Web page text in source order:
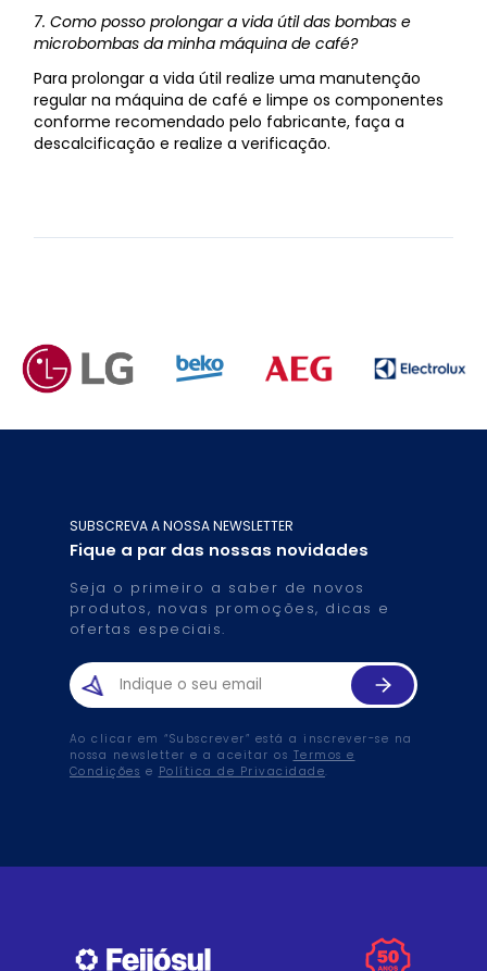
7. Como posso prolongar a vida útil das bombas e
microbombas da minha máquina de café?
Para prolongar a vida útil realize uma manutenção
regular na máquina de café e limpe os componentes
conforme recomendado pelo fabricante, faça a
descalcificação e realize a verificação.
SUBSCREVA A NOSSA NEWSLETTER
Fique a par das nossas novidades
Seja o primeiro a saber de novos
produtos, novas promoções, dicas e
ofertas especiais.
Ao clicar em “Subscrever” está a inscrever-se na
nossa newsletter e a aceitar os Termos e
Condições e Política de Privacidade.